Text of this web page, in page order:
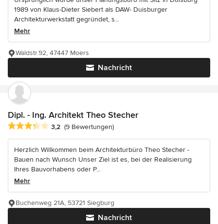
1989 von Klaus-Dieter Siebert als DAW- Duisburger
Architekturwerkstatt gegründet, s...
Mehr
Nachricht
Waldstr.92, 47447 Moers
Dipl. - Ing. Architekt Theo Stecher
Durchschnittliche Bewertung: 3.2 von 5 Sternen
3,2 (9 Bewertungen)
Herzlich Willkommen beim Architekturbüro Theo Stecher -
Bauen nach Wunsch Unser Ziel ist es, bei der Realisierung
Ihres Bauvorhabens oder P...
Mehr
Nachricht
Buchenweg 21A, 53721 Siegburg